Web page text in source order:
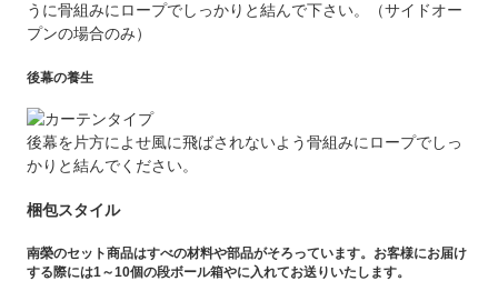
うに骨組みにロープでしっかりと結んで下さい。（サイドオー
プンの場合のみ）
後幕の養生
後幕を片方によせ風に飛ばされないよう骨組みにロープでしっ
かりと結んでください。
梱包スタイル
南榮のセット商品はすべの材料や部品がそろっています。お客様にお届け
する際には1～10個の段ボール箱やに入れてお送りいたします。